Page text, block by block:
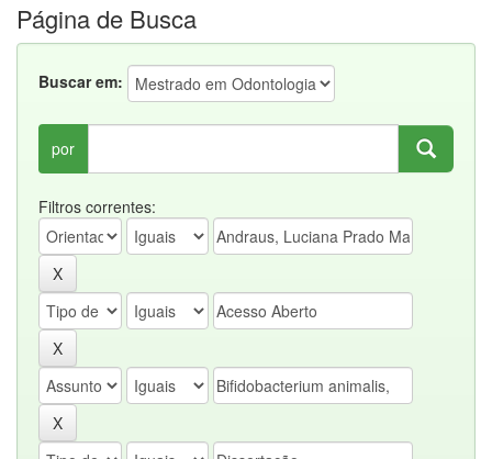
Página de Busca
Buscar em:
por
Filtros correntes: